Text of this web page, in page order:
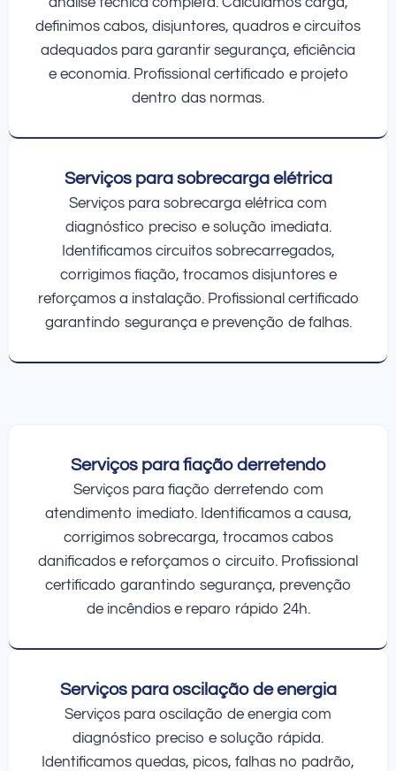
definimos cabos, disjuntores, quadros e circuitos
adequados para garantir segurança, eficiência
e economia. Profissional certificado e projeto
dentro das normas.
Serviços para sobrecarga elétrica
Serviços para sobrecarga elétrica com
diagnóstico preciso e solução imediata.
Identificamos circuitos sobrecarregados,
corrigimos fiação, trocamos disjuntores e
reforçamos a instalação. Profissional certificado
garantindo segurança e prevenção de falhas.
Serviços para fiação derretendo
Serviços para fiação derretendo com
atendimento imediato. Identificamos a causa,
corrigimos sobrecarga, trocamos cabos
danificados e reforçamos o circuito. Profissional
certificado garantindo segurança, prevenção
de incêndios e reparo rápido 24h.
Serviços para oscilação de energia
Serviços para oscilação de energia com
diagnóstico preciso e solução rápida.
Identificamos quedas, picos, falhas no padrão,